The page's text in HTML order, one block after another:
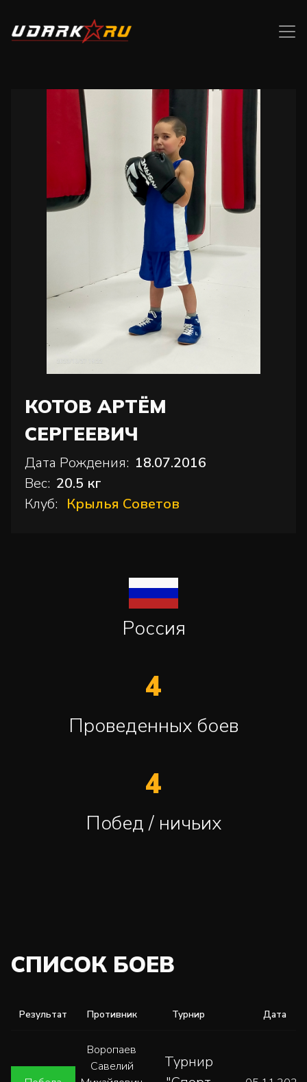
КОТОВ АРТЁМ
СЕРГЕЕВИЧ
Дата Рождения: 18.07.2016
Вес: 20.5 кг
Клуб: Крылья Советов
Россия
4
Проведенных боев
4
Побед / ничьих
СПИСОК БОЕВ
Результат Противник Турнир Дата
Воропаев
Савелий
Турнир